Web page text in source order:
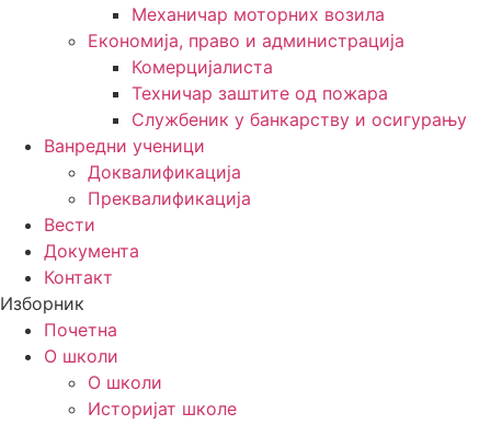
Механичар моторних возила
Економија, право и администрација
Комерцијалиста
Техничар заштите од пожара
Службеник у банкарству и осигурању
Ванредни ученици
Доквалификација
Преквалификација
Вести
Документа
Контакт
Изборник
Почетна
О школи
О школи
Историјат школе